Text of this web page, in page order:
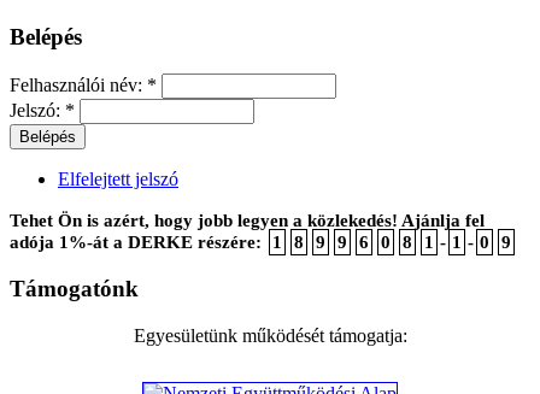
Belépés
Felhasználói név: *
Jelszó: *
Elfelejtett jelszó
Tehet Ön is azért, hogy jobb legyen a közlekedés! Ajánlja fel
adója 1%-át a DERKE részére:
1 8 9 9 6 0 8 1 - 1 - 0 9
Támogatónk
Egyesületünk működését támogatja: